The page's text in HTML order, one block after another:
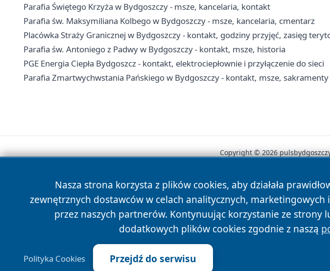
Parafia Świętego Krzyża w Bydgoszczy - msze, kancelaria, kontakt
Parafia św. Maksymiliana Kolbego w Bydgoszczy - msze, kancelaria, cmentarz
Placówka Straży Granicznej w Bydgoszczy - kontakt, godziny przyjęć, zasięg
Parafia św. Antoniego z Padwy w Bydgoszczy - kontakt, msze, historia
PGE Energia Ciepła Bydgoszcz - kontakt, elektrociepłownie i przyłączenie do sieci
Parafia Zmartwychwstania Pańskiego w Bydgoszczy - kontakt, msze, sakramenty
Nasza strona korzysta z plików cookies, aby działała
zewnętrznych dostawców w celach analitycznych,
przez naszych partnerów. Kontynuując korzystanie ze strony
dodatkowych plików cookies zgodnie z naszą
Polityka Cookies Przejdź do serwisu
Copyright © 2026
News Autorzy Polityka